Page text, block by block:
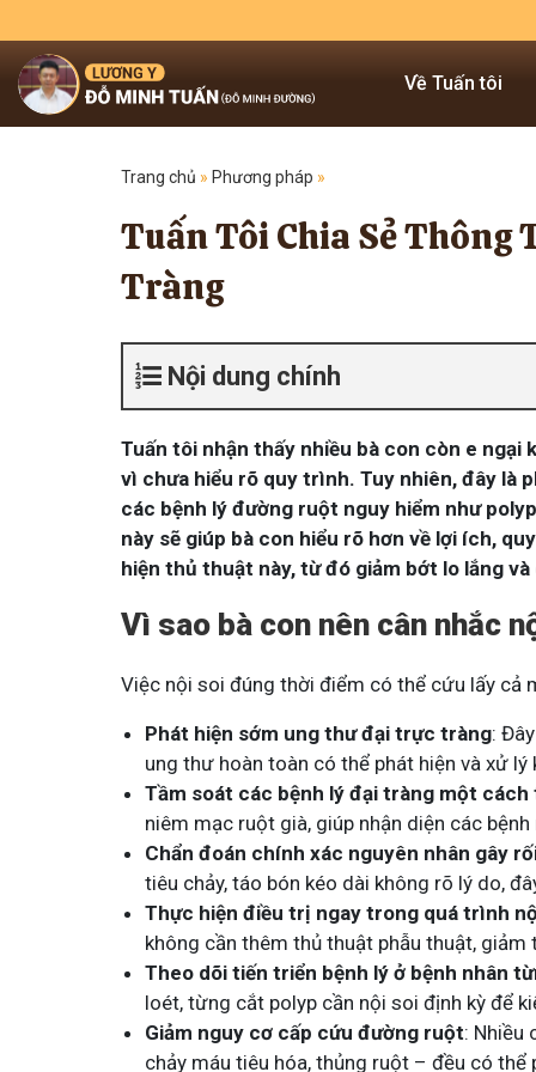
Về Tuấn tôi
Trang chủ » Phương pháp »
Tuấn Tôi Chia Sẻ Thông
Tràng
Nội dung chính
Tuấn tôi nhận thấy nhiều bà con còn e ngại
vì chưa hiểu rõ quy trình. Tuy nhiên, đây là
các bệnh lý đường ruột nguy hiểm như
này sẽ giúp bà con hiểu rõ hơn về lợi ích,
hiện thủ thuật này, từ đó giảm bớt lo lắng
Vì sao bà con nên cân nhắc
Việc nội soi đúng thời điểm có thể cứu lấy cả
Phát hiện sớm ung thư đại trực tràng:
ung thư hoàn toàn có thể phát hiện và xử
Tầm soát các bệnh lý đại tràng một cách
niêm mạc ruột già, giúp nhận diện các
Chẩn đoán chính xác nguyên nhân gây
tiêu chảy, táo bón kéo dài không rõ lý do,
Thực hiện điều trị ngay trong quá trình
không cần thêm thủ thuật phẫu thuật, giảm
Theo dõi tiến triển bệnh lý ở bệnh nhân
loét, từng cắt polyp cần nội soi định kỳ để
Giảm nguy cơ cấp cứu đường ruột: Nhiều
chảy máu tiêu hóa, thủng ruột – đều có